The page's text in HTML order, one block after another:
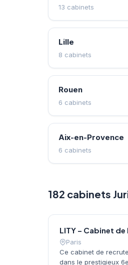
13 cabinets
Lille
8 cabinets
Rouen
6 cabinets
Aix-en-Provence
6 cabinets
182 cabinets
LITY – Cabinet
Paris
Ce cabinet de
dans le prestigieux